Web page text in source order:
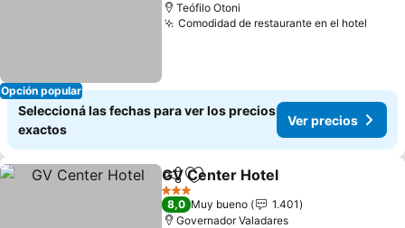
Opción popular
Teófilo Otoni
Comodidad de restaurante en el hotel
Seleccioná las fechas para ver los precios
exactos
Ver precios
CompartirAñadir a favoritos
GV Center Hotel
3 Estrellas
8,0 Muy bueno
1.401
Governador Valadares